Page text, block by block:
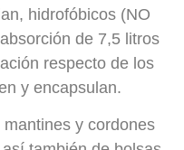
hidrofóbicos (NO
de 7,5 litros
respecto de los
y encapsulan.
y cordones